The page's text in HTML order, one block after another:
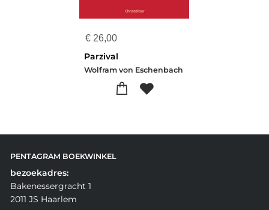
€ 26,00
Parzival
Wolfram von Eschenbach
PENTAGRAM BOEKWINKEL
bezoekadres:
Bakenessergracht 1
2011 JS Haarlem